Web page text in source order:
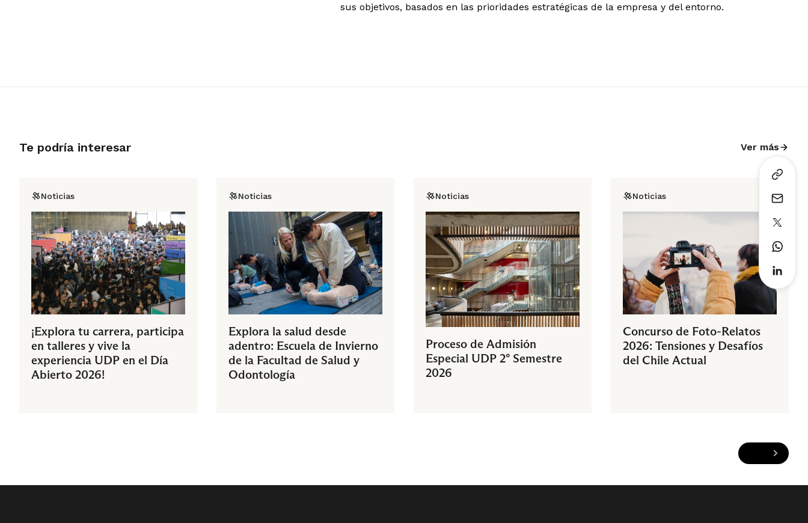
sus objetivos, basados en las prioridades estratégicas de la empresa y del entorno.
Te podría interesar Ver más
Noticias
¡Explora tu carrera, participa
en talleres y vive la
experiencia UDP en el Día
Abierto 2026!
Noticias
Explora la salud desde
adentro: Escuela de Invierno
de la Facultad de Salud y
Odontología
Noticias
Proceso de Admisión
Especial UDP 2° Semestre
2026
Noticias
Concurso de Foto-Relatos
2026: Tensiones y Desafíos
del Chile Actual